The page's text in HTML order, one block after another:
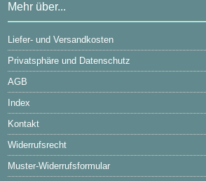
Mehr über...
Liefer- und Versandkosten
Privatsphäre und Datenschutz
AGB
Index
Kontakt
Widerrufsrecht
Muster-Widerrufsformular